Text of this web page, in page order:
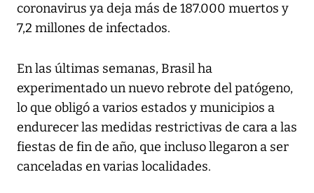
coronavirus ya deja más de 187.000 muertos y
7,2 millones de infectados.
En las últimas semanas, Brasil ha
experimentado un nuevo rebrote del patógeno,
lo que obligó a varios estados y municipios a
endurecer las medidas restrictivas de cara a las
fiestas de fin de año, que incluso llegaron a ser
canceladas en varias localidades.